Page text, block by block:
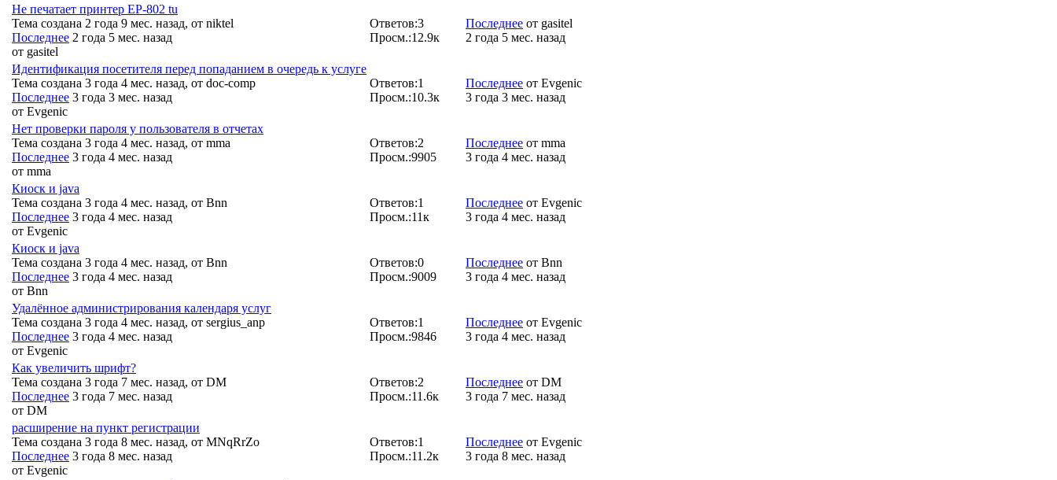
Не печатает принтер EP-802 tu
Тема создана 2 года 9 мес. назад, от niktel
Последнее 2 года 5 мес. назад
от gasitel
Ответов:3
Просм.:12.9к
Последнее от gasitel
2 года 5 мес. назад
Идентификация посетителя перед попаданием в очередь к услуге
Тема создана 3 года 4 мес. назад, от doc-comp
Последнее 3 года 3 мес. назад
от Evgenic
Ответов:1
Просм.:10.3к
Последнее от Evgenic
3 года 3 мес. назад
Нет проверки пароля у пользователя в отчетах
Тема создана 3 года 4 мес. назад, от mma
Последнее 3 года 4 мес. назад
от mma
Ответов:2
Просм.:9905
Последнее от mma
3 года 4 мес. назад
Киоск и java
Тема создана 3 года 4 мес. назад, от Bnn
Последнее 3 года 4 мес. назад
от Evgenic
Ответов:1
Просм.:11к
Последнее от Evgenic
3 года 4 мес. назад
Киоск и java
Тема создана 3 года 4 мес. назад, от Bnn
Последнее 3 года 4 мес. назад
от Bnn
Ответов:0
Просм.:9009
Последнее от Bnn
3 года 4 мес. назад
Удалённое администрирования календаря услуг
Тема создана 3 года 4 мес. назад, от sergius_anp
Последнее 3 года 4 мес. назад
от Evgenic
Ответов:1
Просм.:9846
Последнее от Evgenic
3 года 4 мес. назад
Как увеличить шрифт?
Тема создана 3 года 7 мес. назад, от DM
Последнее 3 года 7 мес. назад
от DM
Ответов:2
Просм.:11.6к
Последнее от DM
3 года 7 мес. назад
расширение на пункт регистрации
Тема создана 3 года 8 мес. назад, от MNqRrZo
Последнее 3 года 8 мес. назад
от Evgenic
Ответов:1
Просм.:11.2к
Последнее от Evgenic
3 года 8 мес. назад